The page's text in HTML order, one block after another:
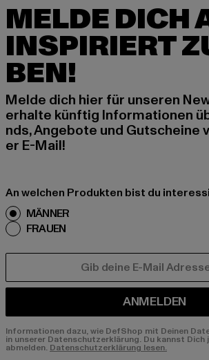
MELDE DICH
INSPIRIERT
BEN!
Melde dich hier für unseren
erhalte künftig Informationen
nds, Angebote und Gutscheine
er E-Mail!
An welchen Produkten bist du
MÄNNER
FRAUEN
ANMELDEN
Informationen dazu, wie DefShop mit Deinen
in unserer Datenschutzerklärung. Du kannst
abmelden. Datenschutzerklärung lesen.